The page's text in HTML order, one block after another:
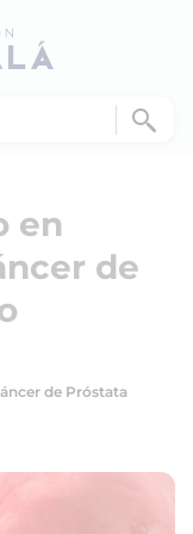
en
de
de Próstata